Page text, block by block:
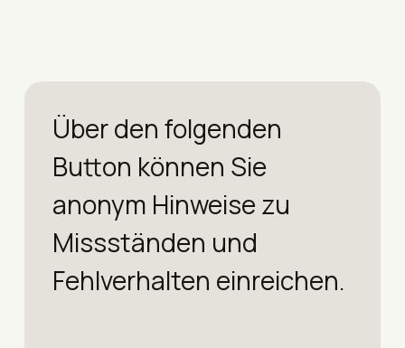
Über den folgenden
Button können Sie
anonym Hinweise zu
Missständen und
Fehlverhalten einreichen.